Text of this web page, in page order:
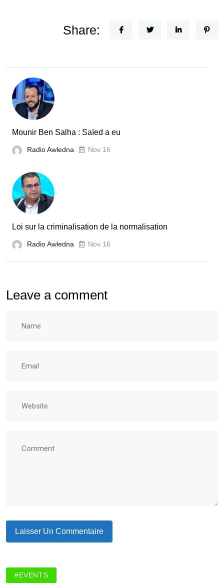
Share:
Mounir Ben Salha : Saïed a eu
Radio Awledna Nov 16
Loi sur la criminalisation de la normalisation
Radio Awledna Nov 16
Leave a comment
#EVENTS